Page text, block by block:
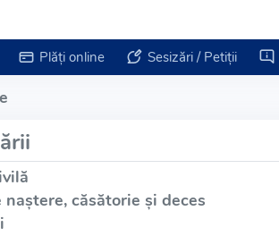
Plăți online Sesizări / Petiții
căsătorie și deces